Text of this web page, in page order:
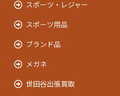
スポーツ・レジャー
スポーツ用品
ブランド品
メガネ
世田谷出張買取